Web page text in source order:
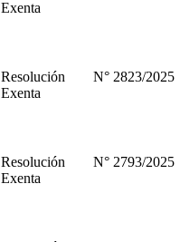
Exenta
Resolución
Exenta
N° 2823/2025
Resolución
Exenta
N° 2793/2025